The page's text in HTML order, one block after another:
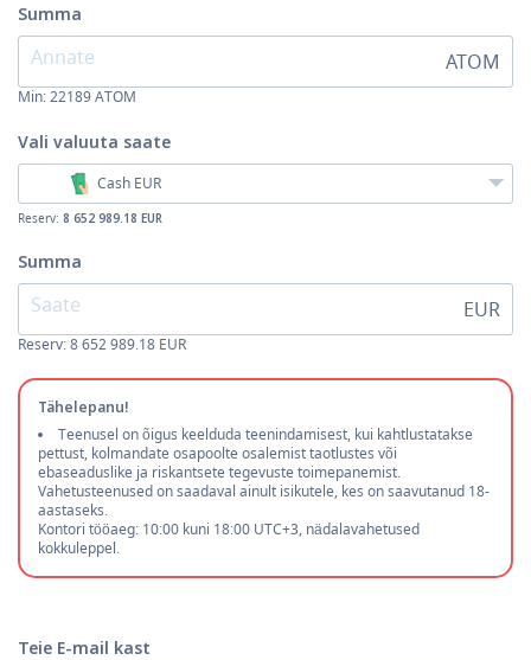
Summa
ATOM
Min:22189ATOM
Vali valuuta saate
Cash EUR
Reserv: 8 652 989.18 EUR
Summa
EUR
Reserv: 8 652 989.18 EUR
Tähelepanu!
Teenusel on õigus keelduda teenindamisest, kui kahtlustatakse
pettust, kolmandate osapoolte osalemist taotlustes või
ebaseaduslike ja riskantsete tegevuste toimepanemist.
Vahetusteenused on saadaval ainult isikutele, kes on saavutanud 18-
aastaseks.
Kontori tööaeg: 10:00 kuni 18:00 UTC+3, nädalavahetused
kokkuleppel.
Teie E-mail kast